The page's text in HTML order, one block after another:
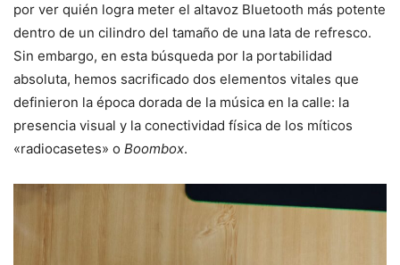
por ver quién logra meter el altavoz Bluetooth más potente
dentro de un cilindro del tamaño de una lata de refresco.
Sin embargo, en esta búsqueda por la portabilidad
absoluta, hemos sacrificado dos elementos vitales que
definieron la época dorada de la música en la calle: la
presencia visual y la conectividad física de los míticos
«radiocasetes» o Boombox.